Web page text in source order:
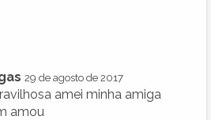
29 de agosto de 2017
amei minha amiga
amou